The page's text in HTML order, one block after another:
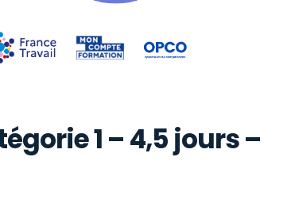
1 – 4,5 jours –